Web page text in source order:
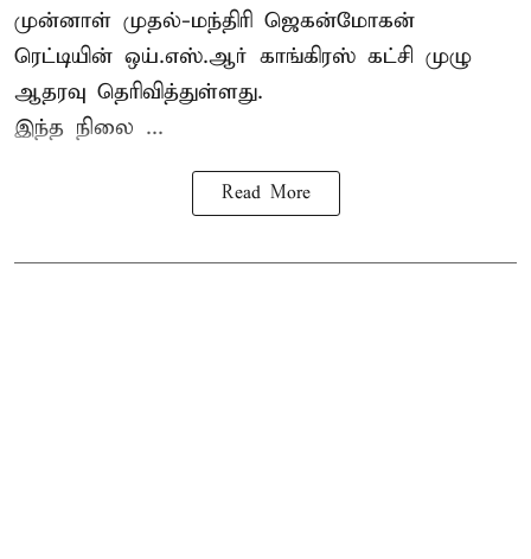
முன்னாள் முதல்-மந்திரி ஜெகன்மோகன்
ரெட்டியின் ஒய்.எஸ்.ஆர் காங்கிரஸ் கட்சி முழு
ஆதரவு தெரிவித்துள்ளது.
இந்த நிலை ...
Read More